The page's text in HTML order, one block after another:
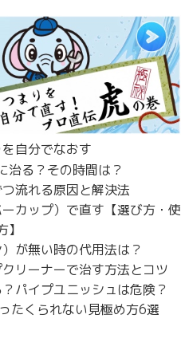
自分でなおす
治る？その時間は？
流れる原因と解決法
カップ）で直す【選び方・使
】
が無い時の代用法は？
リーナーで治す方法とコツ
パイプユニッシュは危険？
たくられない見極め方6選